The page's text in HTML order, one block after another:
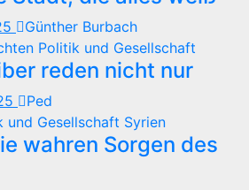
Günther Burbach
Politik und Gesellschaft
reden nicht nur
Ped
und Gesellschaft Syrien
wahren Sorgen des